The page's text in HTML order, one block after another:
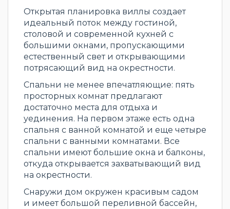
Открытая планировка виллы создает
идеальный поток между гостиной,
столовой и современной кухней с
большими окнами, пропускающими
естественный свет и открывающими
потрясающий вид на окрестности.
Спальни не менее впечатляющие: пять
просторных комнат предлагают
достаточно места для отдыха и
уединения. На первом этаже есть одна
спальня с ванной комнатой и еще четыре
спальни с ванными комнатами. Все
спальни имеют большие окна и балконы,
откуда открывается захватывающий вид
на окрестности.
Снаружи дом окружен красивым садом
и имеет большой переливной бассейн,